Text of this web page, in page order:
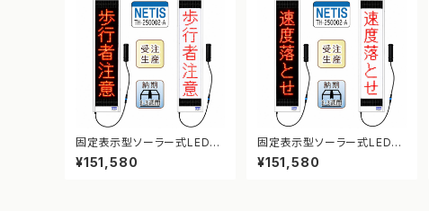
固定表示型ソーラー式LED表
示板 ドットサイン【歩行者注
意】【NETIS登録】
¥151,580
固定表示型ソーラー式LED表
示板 ドットサイン【速度落と
せ】【NETIS登録】
¥151,580